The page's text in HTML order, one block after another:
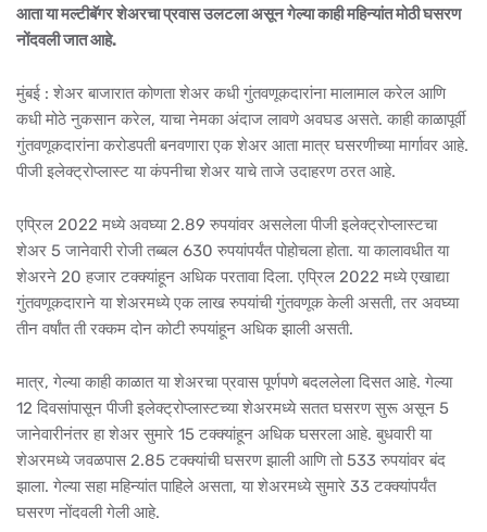
आता या मल्टीबॅगर शेअरचा प्रवास उलटला असून गेल्या काही महिन्यांत मोठी घसरण
नोंदवली जात आहे.
मुंबई : शेअर बाजारात कोणता शेअर कधी गुंतवणूकदारांना मालामाल करेल आणि
कधी मोठे नुकसान करेल, याचा नेमका अंदाज लावणे अवघड असते. काही काळापूर्वी
गुंतवणूकदारांना करोडपती बनवणारा एक शेअर आता मात्र घसरणीच्या मार्गावर आहे.
पीजी इलेक्ट्रोप्लास्ट या कंपनीचा शेअर याचे ताजे उदाहरण ठरत आहे.
एप्रिल 2022 मध्ये अवघ्या 2.89 रुपयांवर असलेला पीजी इलेक्ट्रोप्लास्टचा
शेअर 5 जानेवारी रोजी तब्बल 630 रुपयांपर्यंत पोहोचला होता. या कालावधीत या
शेअरने 20 हजार टक्क्यांहून अधिक परतावा दिला. एप्रिल 2022 मध्ये एखाद्या
गुंतवणूकदाराने या शेअरमध्ये एक लाख रुपयांची गुंतवणूक केली असती, तर अवघ्या
तीन वर्षांत ती रक्कम दोन कोटी रुपयांहून अधिक झाली असती.
मात्र, गेल्या काही काळात या शेअरचा प्रवास पूर्णपणे बदललेला दिसत आहे. गेल्या
12 दिवसांपासून पीजी इलेक्ट्रोप्लास्टच्या शेअरमध्ये सतत घसरण सुरू असून 5
जानेवारीनंतर हा शेअर सुमारे 15 टक्क्यांहून अधिक घसरला आहे. बुधवारी या
शेअरमध्ये जवळपास 2.85 टक्क्यांची घसरण झाली आणि तो 533 रुपयांवर बंद
झाला. गेल्या सहा महिन्यांत पाहिले असता, या शेअरमध्ये सुमारे 33 टक्क्यांपर्यंत
घसरण नोंदवली गेली आहे.